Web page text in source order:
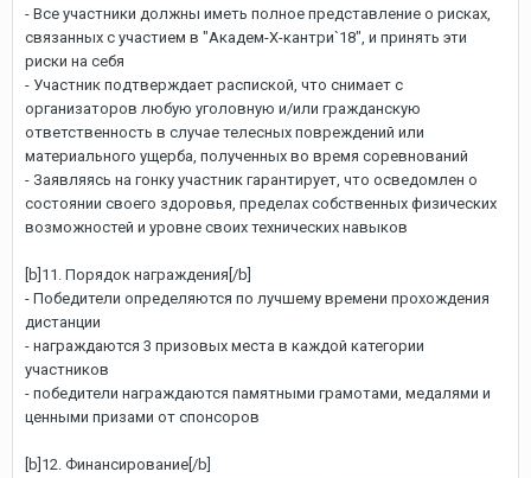
- Все участники должны иметь полное представление о рисках,
связанных с участием в "Академ-Х-кантри`18", и принять эти
риски на себя
- Участник подтверждает распиской, что снимает с
организаторов любую уголовную и/или гражданскую
ответственность в случае телесных повреждений или
материального ущерба, полученных во время соревнований
- Заявляясь на гонку участник гарантирует, что осведомлен о
состоянии своего здоровья, пределах собственных физических
возможностей и уровне своих технических навыков
[b]11. Порядок награждения[/b]
- Победители определяются по лучшему времени прохождения
дистанции
- награждаются 3 призовых места в каждой категории
участников
- победители награждаются памятными грамотами, медалями и
ценными призами от спонсоров
[b]12. Финансирование[/b]